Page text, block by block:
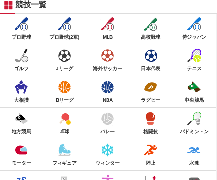
競技一覧
プロ野球 プロ野球(2軍) MLB 高校野球 侍ジャパン
ゴルフ Jリーグ 海外サッカー 日本代表 テニス
大相撲 Bリーグ NBA ラグビー 中央競馬
地方競馬 卓球 バレー 格闘技 バドミントン
モーター フィギュア ウィンター 陸上 水泳